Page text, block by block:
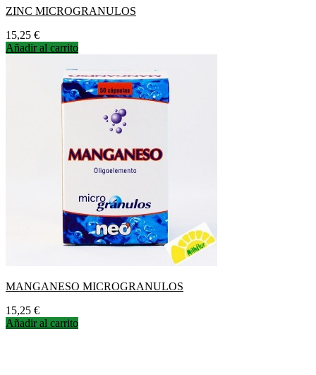
ZINC MICROGRANULOS
Precio
15,25 €
Añadir al carrito
MANGANESO MICROGRANULOS
Precio
15,25 €
Añadir al carrito